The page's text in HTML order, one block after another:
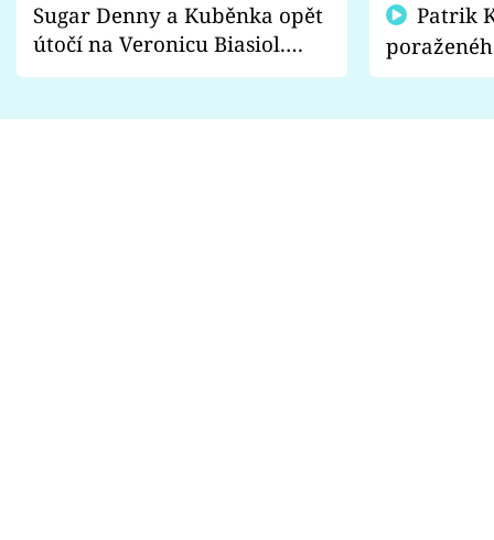
Sugar Denny a Kuběnka opět
útočí na Veronicu Biasiol.
Proč je podle nich falešná a
fanoušci